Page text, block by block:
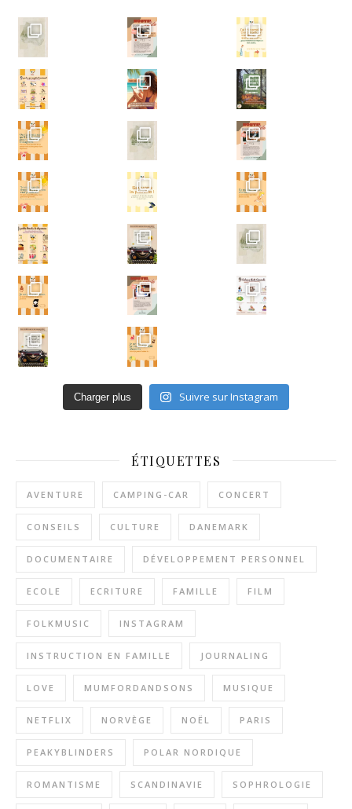
Un a
Un ar
Écris-moi
Un ar
Charger plus Suivre sur Instagram
ÉTIQUETTES
AVENTURE CAMPING-CAR CONCERT
CONSEILS CULTURE DANEMARK
DOCUMENTAIRE DÉVELOPPEMENT PERSONNEL
ECOLE ECRITURE FAMILLE FILM
FOLKMUSIC INSTAGRAM
INSTRUCTION EN FAMILLE JOURNALING
LOVE MUMFORDANDSONS MUSIQUE
NETFLIX NORVÈGE NOËL PARIS
PEAKYBLINDERS POLAR NORDIQUE
ROMANTISME SCANDINAVIE SOPHROLOGIE